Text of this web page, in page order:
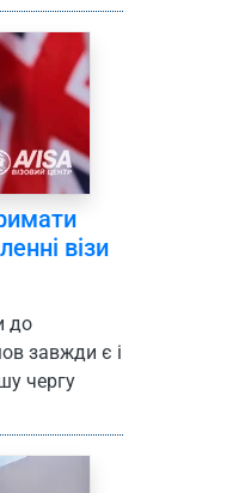
візи
до
завжди є і
чергу